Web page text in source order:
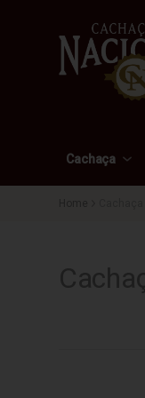
Cachaça